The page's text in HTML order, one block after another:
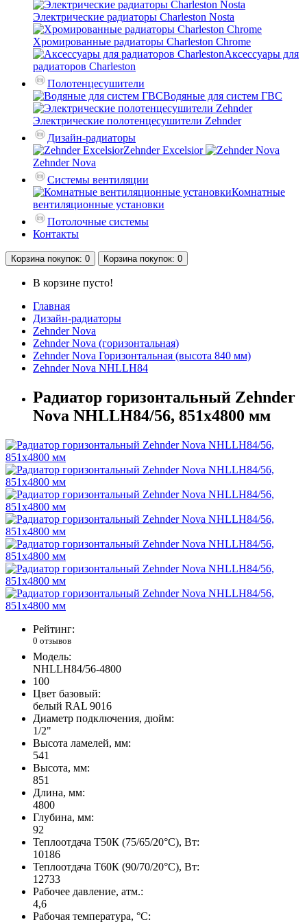
Электрические радиаторы Charleston Nosta
Хромированные радиаторы Charleston Chrome
Аксессуары для
радиаторов Charleston
Полотенцесушители
Водяные для систем ГВС
Электрические полотенцесушители Zehnder
Дизайн-радиаторы
Zehnder Excelsior
Zehnder Nova
Системы вентиляции
Комнатные
вентиляционные установки
Потолочные системы
Контакты
Корзинапокупок: 0 Корзинапокупок: 0
В корзине пусто!
Главная
Дизайн-радиаторы
Zehnder Nova
Zehnder Nova (горизонтальная)
Zehnder Nova Горизонтальная (высота 840 мм)
Zehnder Nova NHLLH84
Радиатор горизонтальный Zehnder
Nova NHLLH84/56, 851х4800 мм
Рейтинг:
0 отзывов
Модель:
NHLLH84/56-4800
100
Цвет базовый:
белый RAL 9016
Диаметр подключения, дюйм:
1/2"
Высота ламелей, мм:
541
Высота, мм:
851
Длина, мм:
4800
Глубина, мм:
92
Теплоотдача Т50К (75/65/20°C), Вт:
10186
Теплоотдача Т60К (90/70/20°C), Вт:
12733
Рабочее давление, атм.:
4,6
Рабочая температура, °C: